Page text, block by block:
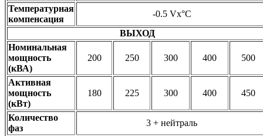
Температурная
компенсация
-0.5 Vx°C
ВЫХОД
Номинальная
мощность
(кВА)
200 250 300 400 500
Активная
мощность
(кВт)
180 225 300 400 450
Количество
фаз
3 + нейтраль